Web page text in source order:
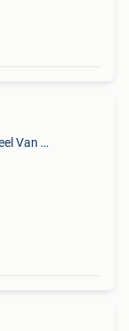
Hoegaarden + Deel Van Kumtich + Deel Van Tienen